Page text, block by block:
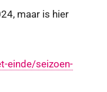
maar is hier
einde/seizoen-